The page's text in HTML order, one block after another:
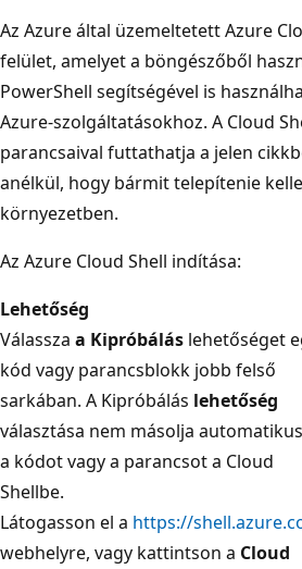
Az Azure által üzemeltetett Azure
felület, amelyet a böngészőből
PowerShell segítségével is
Azure-szolgáltatásokhoz. A Cloud
parancsaival futtathatja a jelen
anélkül, hogy bármit telepítenie
környezetben.
Az Azure Cloud Shell indítása:
Lehetőség
Válassza a Kipróbálás lehetőséget
kód vagy parancsblokk jobb felső
sarkában. A Kipróbálás lehetőség
választása nem másolja
a kódot vagy a parancsot a Cloud
Shellbe.
Látogasson el a https://
webhelyre, vagy kattintson a Cloud